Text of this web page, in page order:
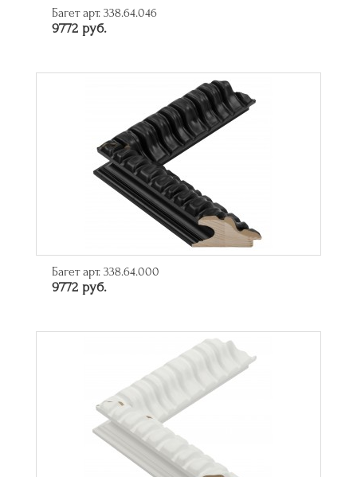
Багет арт. 338.64.046
9772 руб.
Багет арт. 338.64.000
9772 руб.